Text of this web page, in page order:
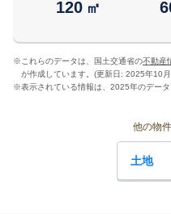
120 ㎡
※ これらのデータは、国土交通省の不動産
が作成しています。(更新日: 2025年10
※表示されている情報は、2025年のデータ
他の物
土地